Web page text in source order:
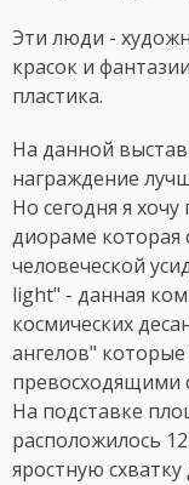
Эти люди -
красок и
пластика.
На данной
награждение
Но сегодня я
диораме которая
человеческой
light" - данная
космических
ангелов"
превосходящими
На подставке
расположилось
яростную